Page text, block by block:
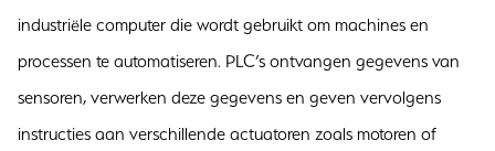
industriële computer die wordt gebruikt om machines en
processen te automatiseren. PLC’s ontvangen gegevens van
sensoren, verwerken deze gegevens en geven vervolgens
instructies aan verschillende actuatoren zoals motoren of